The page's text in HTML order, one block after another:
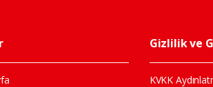
Gizlilik ve
KVKK